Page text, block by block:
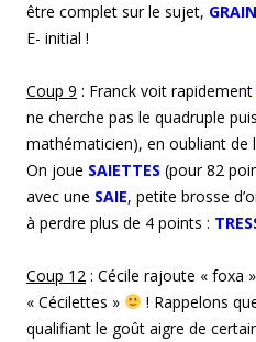
être complet sur le sujet,
E- initial !
Coup 9 : Franck voit rapidement
ne cherche pas le quadruple
mathématicien), en oubliant de
On joue SAIETTES (pour 82
avec une SAIE, petite brosse
à perdre plus de 4 points :
Coup 1 2 : Cécile rajoute « foxa
« Cécilettes »
! Rappelons
qualifiant le goût aigre de